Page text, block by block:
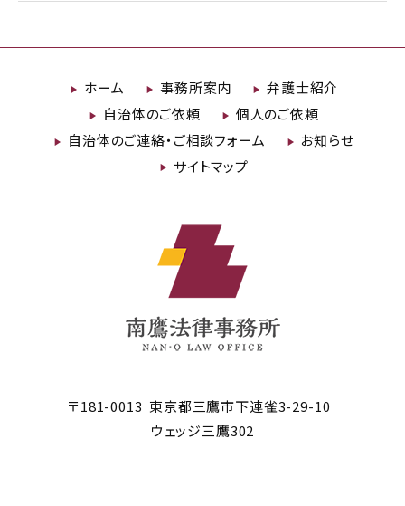
ホーム 事務所案内
弁護士紹介
自治体のご依頼
個人のご依頼
自治体のご連絡・ご相談フォーム
お知らせ
サイトマップ
〒181-0013 東京都三鷹市下連雀3-29-10
ウェッジ三鷹302